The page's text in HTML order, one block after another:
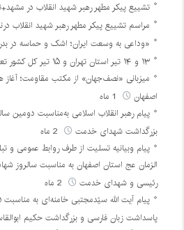
تشییع پیکر مطهر رهبر شهید انقلاب در
مراسم تشییع پیکر مطهر رهبر شهید انقلاب
«وداعی به وسعت ایران؛ اشک و حماسه در
۱۳ و ۱۴ تیر استان تهران و ۱۵ تیر کل کشور تعطیل است
میزبانی «نصف‌جهان» از مکتب مقاومت؛ آغاز
اصفهان
پیام رهبر انقلاب اسلامی به‌مناسبت دومین
بزرگداشت شهدای خدمت
پیام وبیانیه تسلیت از طرف روابط عمومی
الزمان عج استان اصفهان به مناسبت سالروز
رئیسی و شهدای خدمت
پاسداشت زبان فارسی و بزرگداشت حکیم